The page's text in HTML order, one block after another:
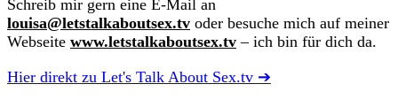
Schreib mir gern eine E-Mail an
louisa@letstalkaboutsex.tv oder besuche mich auf meiner
Webseite www.letstalkaboutsex.tv – ich bin für dich da.
Hier direkt zu Let's Talk About Sex.tv ➔